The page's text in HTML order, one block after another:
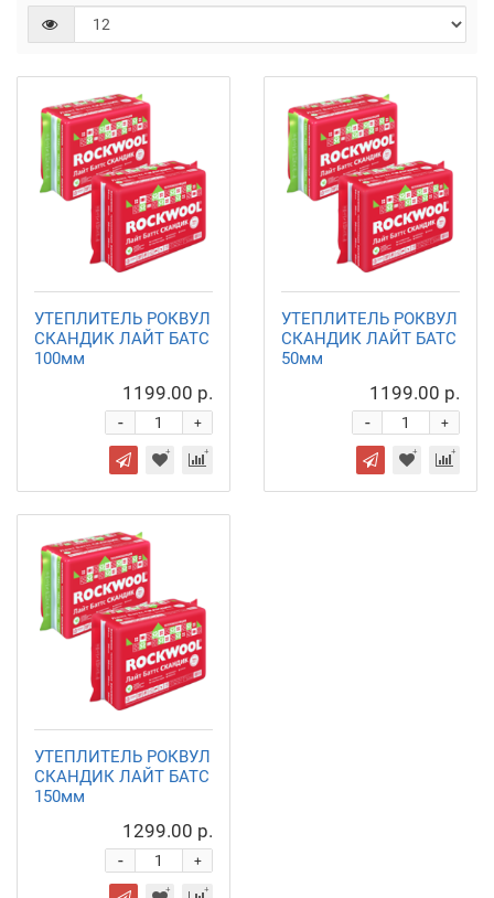
УТЕПЛИТЕЛЬ РОКВУЛ
СКАНДИК ЛАЙТ БАТС
100мм
1199.00 р.
+
-
УТЕПЛИТЕЛЬ РОКВУЛ
СКАНДИК ЛАЙТ БАТС
50мм
1199.00 р.
+
-
УТЕПЛИТЕЛЬ РОКВУЛ
СКАНДИК ЛАЙТ БАТС
150мм
1299.00 р.
+
-